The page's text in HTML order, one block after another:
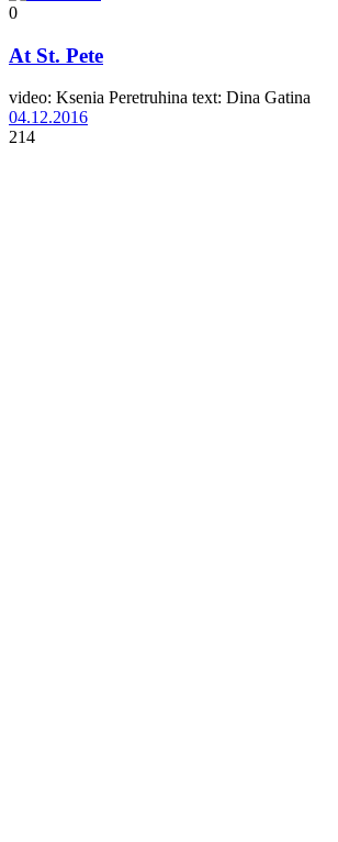
0
At St. Pete
video: Ksenia Peretruhina text: Dina Gatina
04.12.2016
214